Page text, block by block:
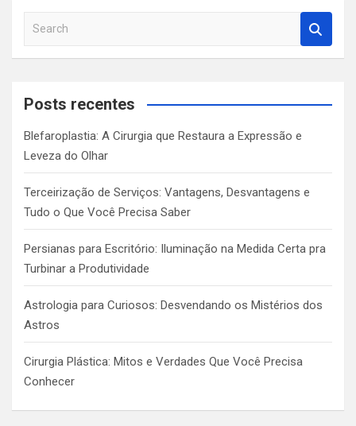
a
c
Posts recentes
Blefaroplastia: A Cirurgia que Restaura a Expressão e
Leveza do Olhar
Terceirização de Serviços: Vantagens, Desvantagens e
Tudo o Que Você Precisa Saber
Persianas para Escritório: Iluminação na Medida Certa pra
Turbinar a Produtividade
Astrologia para Curiosos: Desvendando os Mistérios dos
Astros
Cirurgia Plástica: Mitos e Verdades Que Você Precisa
Conhecer